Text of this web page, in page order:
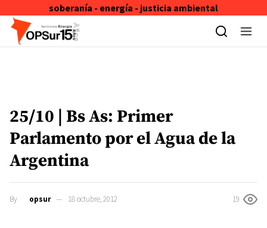
soberanía - energía - justicia ambiental
Skip to content
25/10 | Bs As: Primer
Parlamento por el Agua de la
Argentina
By opsur 18 octubre, 2012 19